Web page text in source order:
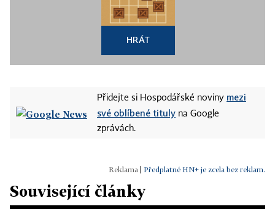
HRÁT
Přidejte si Hospodářské noviny mezi
své oblíbené tituly na Google
zprávách.
Předplatné HN+ je zcela bez reklam.
Související články